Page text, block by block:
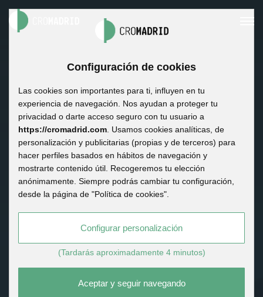
Configuración de cookies
Las cookies son importantes para ti, influyen en tu
experiencia de navegación. Nos ayudan a proteger tu
privacidad o darte acceso seguro con tu usuario a
https://cromadrid.com . Usamos cookies analíticas, de
personalización y publicitarias (propias y de terceros) para
hacer perfiles basados en hábitos de navegación y
mostrarte contenido útil. Recogeremos tu elección
anónimamente. Siempre podrás cambiar tu configuración,
desde la página de "Política de cookies".
Configurar personalización
(Tardarás aproximadamente 4 minutos)
Aceptar y seguir navegando